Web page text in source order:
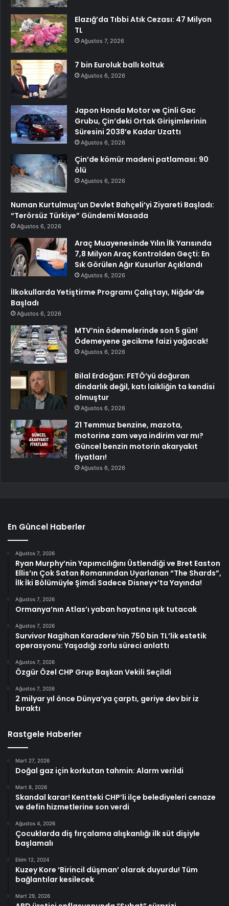
Elazığ’da Tıbbi Atık Cezası: 47 Milyon
TL
Ağustos 7, 2026
7 bin Euroluk ballı koltuk
Ağustos 6, 2026
Japon Honda Motor ve Çinli Gac
Grubu, Çin’deki Ortak Girişimlerinin
Süresini 2038’e Kadar Uzattı
Ağustos 6, 2026
Çin’de kömür madeni patlaması: 90
ölü
Ağustos 6, 2026
Numan Kurtulmuş’un Devlet Bahçeli’yi Ziyareti Başladı:
“Terörsüz Türkiye” Gündemi Masada
Ağustos 6, 2026
Araç Muayenesinde Yılın İlk Yarısında
7,8 Milyon Araç Kontrolden Geçti: En
Sık Görülen Ağır Kusurlar Açıklandı
Ağustos 6, 2026
İlkokullarda Yetiştirme Programı Çalıştayı, Niğde’de
Başladı
Ağustos 6, 2026
MTV’nin ödemelerinde son 5 gün!
Ödemeyene gecikme faizi yağacak!
Ağustos 6, 2026
Bilal Erdoğan: FETÖ’yü doğuran
dindarlık değil, katı laikliğin ta kendisi
olmuştur
Ağustos 6, 2026
21 Temmuz benzine, mazota,
motorine zam veya indirim var mı?
Güncel benzin motorin akaryakıt
fiyatları!
Ağustos 6, 2026
En Güncel Haberler
Ağustos 7, 2026
Ryan Murphy’nin Yapımcılığını Üstlendiği ve Bret Easton
Ellis’ın Çok Satan Romanından Uyarlanan “The Shards”,
İlk İki Bölümüyle Şimdi Sadece Disney+’ta Yayında!
Ağustos 7, 2026
Ormanya’nın Atlas’ı yaban hayatına ışık tutacak
Ağustos 7, 2026
Survivor Nagihan Karadere’nin 750 bin TL’lik estetik
operasyonu: Yaşadığı zorlu süreci anlattı
Ağustos 7, 2026
Özgür Özel CHP Grup Başkan Vekili Seçildi
Ağustos 7, 2026
2 milyar yıl önce Dünya’ya çarptı, geriye dev bir iz
bıraktı
Rastgele Haberler
Mart 27, 2026
Doğal gaz için korkutan tahmin: Alarm verildi
Mart 8, 2026
Skandal karar! Kentteki CHP’li ilçe belediyeleri cenaze
ve defin hizmetlerine son verdi
Ağustos 4, 2026
Çocuklarda diş fırçalama alışkanlığı ilk süt dişiyle
başlamalı
Ekim 12, 2024
Kuzey Kore ‘Birincil düşman’ olarak duyurdu! Tüm
bağlantılar kesilecek
Mart 29, 2026